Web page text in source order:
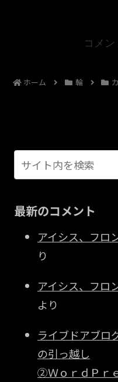
コメ
ホーム 輪
最新のコメント
アイシス、フロ
り
アイシス、フロ
より
ライブドアブロ
の引っ越し
②ＷｏｒｄＰｒ